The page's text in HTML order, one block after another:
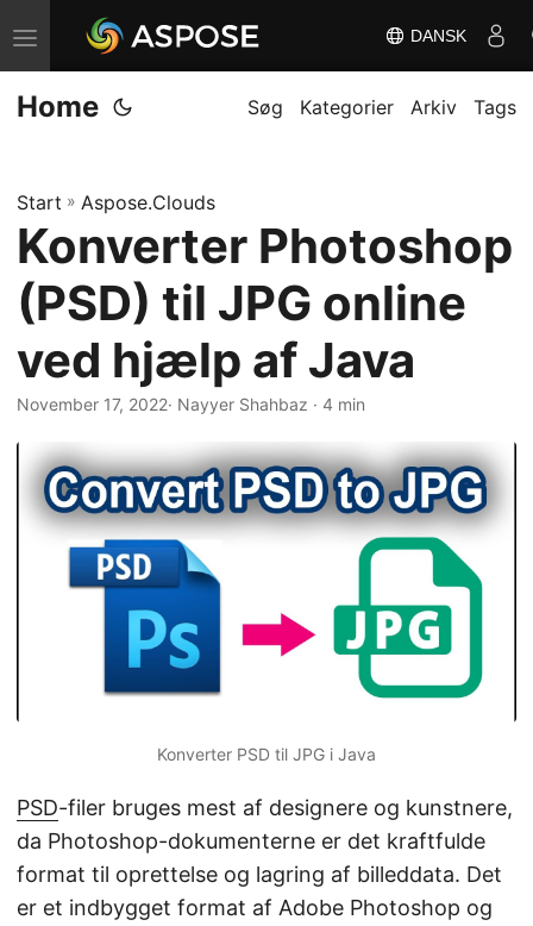
S
k
i
n
a
a
t
DANSK
Home Søg Kategorier Arkiv Tags
Start » Aspose.Clouds
Konverter Photoshop
(PSD) til JPG online
ved hjælp af Java
November 17, 2022· Nayyer Shahbaz · 4 min
Konverter PSD til JPG i Java
PSD-filer bruges mest af designere og kunstnere,
da Photoshop-dokumenterne er det kraftfulde
format til oprettelse og lagring af billeddata. Det
er et indbygget format af Adobe Photoshop og